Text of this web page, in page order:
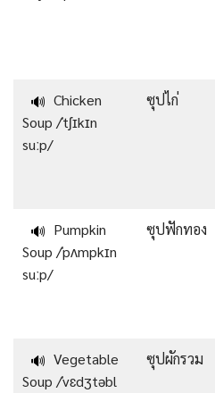
🔊 Chicken
Soup /ˈtʃɪkɪn
suːp/
ซุปไก่
🔊 Pumpkin
Soup /ˈpʌmpkɪn
suːp/
ซุปฟักทอง
🔊 Vegetable
Soup /ˈvɛdʒtəbl
ซุปผักรวม